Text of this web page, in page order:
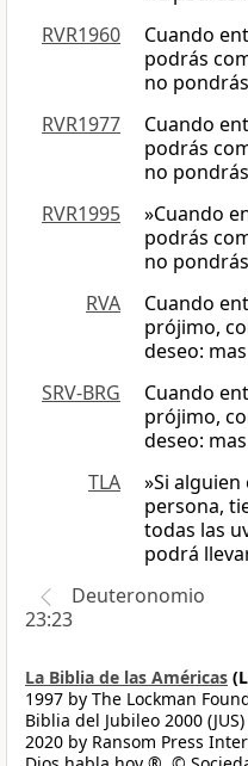
RVR1960
Cuando
podrás
no
RVR1977
Cuando
podrás
no
RVR1995
»Cuando
podrás
no
RVA
Cuando
prójimo,
deseo:
SRV-BRG
Cuando
prójimo,
deseo:
TLA
»Si
persona,
todas las
podrá
Deuteronomio
23:23
La Biblia de las Américas
1997 by The Lockman
Biblia del Jubileo 2000
2020 by Ransom Press